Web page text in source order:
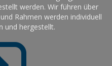
werden. Wir führen über
Rahmen werden individuell
und hergestellt.